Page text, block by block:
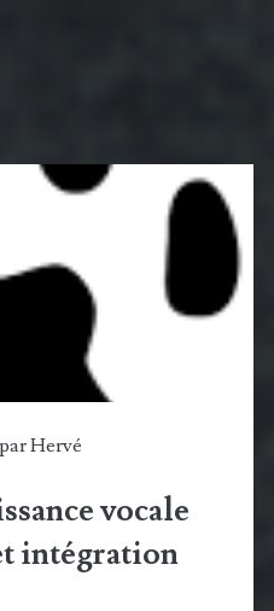
span>
Hervé
vocale
intégration